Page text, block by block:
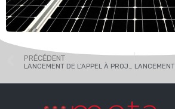
PRÉCÉDENT
LANCEMENT DE L’APPEL À PROJETS PEPIT AUVERGNE-RHÔNE-ALPES